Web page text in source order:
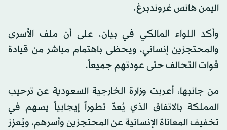
اليمن هانس غروندبرغ.
وأكد اللواء المالكي في بيان، على أن ملف الأسرى
والمحتجزين إنساني، ويحظى باهتمام مباشر من قيادة
قوات التحالف حتى عودتهم جميعاً.
من جانبها، أعربت وزارة الخارجية السعودية عن ترحيب
المملكة بالاتفاق الذي يُعدّ تطوراً إيجابياً يسهم في
تخفيف المعاناة الإنسانية عن المحتجزين وأسرهم، ويُعزز